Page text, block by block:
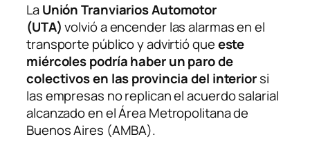
LaUnión Tranviarios Automotor
(UTA)volvió a encender las alarmas en el
transporte público y advirtió queeste
miércoles podría haber un paro de
colectivos en las provincia del interiorsi
las empresas no replican el acuerdo salarial
alcanzado en el Área Metropolitana de
Buenos Aires (AMBA).